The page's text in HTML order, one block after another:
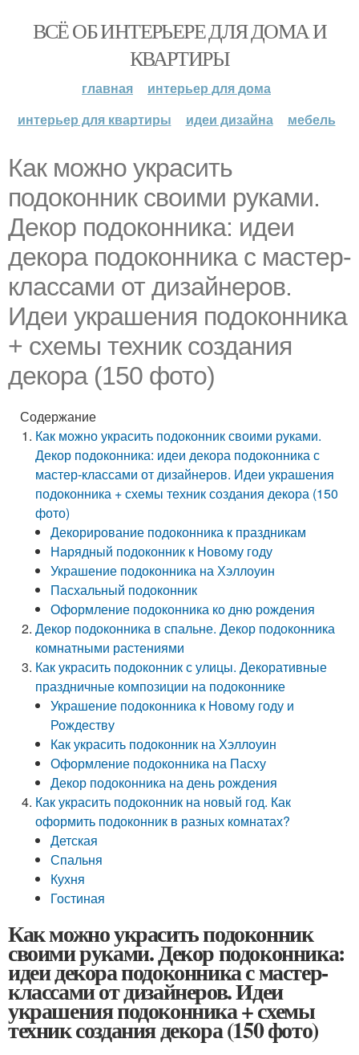
ВСЁ ОБ ИНТЕРЬЕРЕ ДЛЯ ДОМА И
КВАРТИРЫ
главная
интерьер для дома
интерьер для квартиры
идеи дизайна мебель
Как можно украсить
подоконник своими руками.
Декор подоконника: идеи
декора подоконника с мастер-
классами от дизайнеров.
Идеи украшения подоконника
+ схемы техник создания
декора (150 фото)
Содержание
Как можно украсить подоконник своими руками.
Декор подоконника: идеи декора подоконника с
мастер-классами от дизайнеров. Идеи украшения
подоконника + схемы техник создания декора (150
фото)
Декорирование подоконника к праздникам
Нарядный подоконник к Новому году
Украшение подоконника на Хэллоуин
Пасхальный подоконник
Оформление подоконника ко дню рождения
Декор подоконника в спальне. Декор подоконника
комнатными растениями
Как украсить подоконник с улицы. Декоративные
праздничные композиции на подоконнике
Украшение подоконника к Новому году и
Рождеству
Как украсить подоконник на Хэллоуин
Оформление подоконника на Пасху
Декор подоконника на день рождения
Как украсить подоконник на новый год. Как
оформить подоконник в разных комнатах?
Детская
Спальня
Кухня
Гостиная
Как можно украсить подоконник
своими руками. Декор подоконника:
идеи декора подоконника с мастер-
классами от дизайнеров. Идеи
украшения подоконника + схемы
техник создания декора (150 фото)